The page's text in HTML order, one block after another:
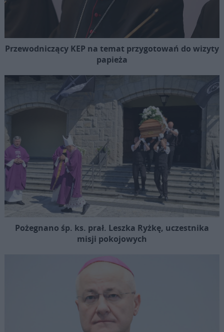
Przewodniczący KEP na temat przygotowań do wizyty
papieża
Pożegnano śp. ks. prał. Leszka Ryżkę, uczestnika
misji pokojowych